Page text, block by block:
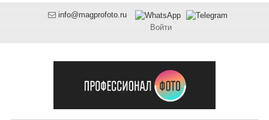
info@magprofoto.ru
Войти